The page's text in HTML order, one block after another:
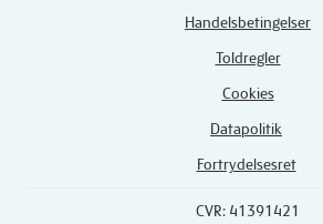
Handelsbetingelser
Toldregler
Cookies
Datapolitik
Fortrydelsesret
CVR: 41391421